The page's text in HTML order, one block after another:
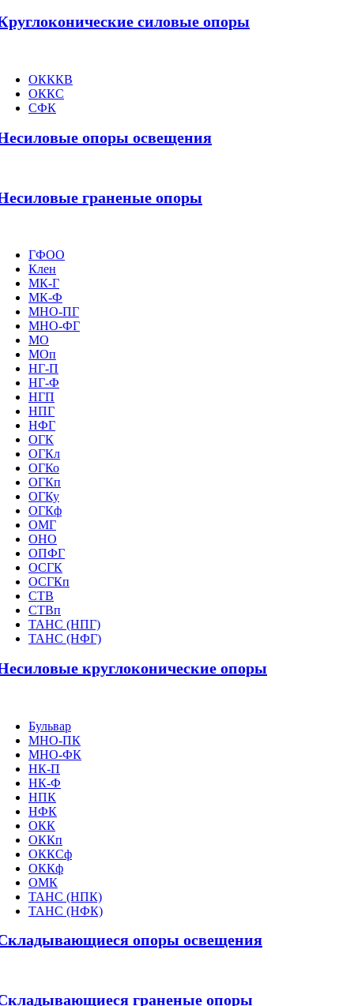
силовые опоры
ОКККВ
ОККС
СФК
опоры освещения
граненые опоры
ГФОО
Клен
МК-Г
МК-Ф
МНО-ПГ
МНО-ФГ
МО
МОп
НГ-П
НГ-Ф
НГП
НПГ
НФГ
ОГК
ОГКл
ОГКо
ОГКп
ОГКу
ОГКф
ОМГ
ОНО
ОПФГ
ОСГК
ОСГКп
СТВ
СТВп
ТАНС (НПГ)
ТАНС (НФГ)
круглоконические опоры
Бульвар
МНО-ПК
МНО-ФК
НК-П
НК-Ф
НПК
НФК
ОКК
ОККп
ОККСф
ОККф
ОМК
ТАНС (НПК)
ТАНС (НФК)
опоры освещения
граненые опоры